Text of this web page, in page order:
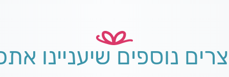
נוספים שיעניינו